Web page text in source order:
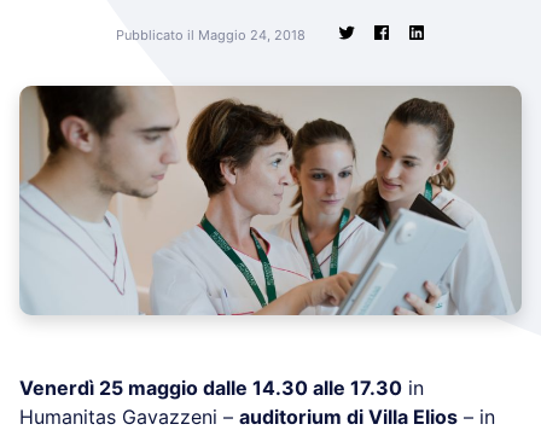
Pubblicato il Maggio 24, 2018
Venerdì 25 maggio dalle 14.30 alle 17.30 in
Humanitas Gavazzeni – auditorium di Villa Elios – in